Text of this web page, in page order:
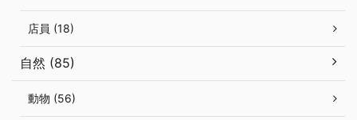
店員 (18)
自然 (85)
動物 (56)